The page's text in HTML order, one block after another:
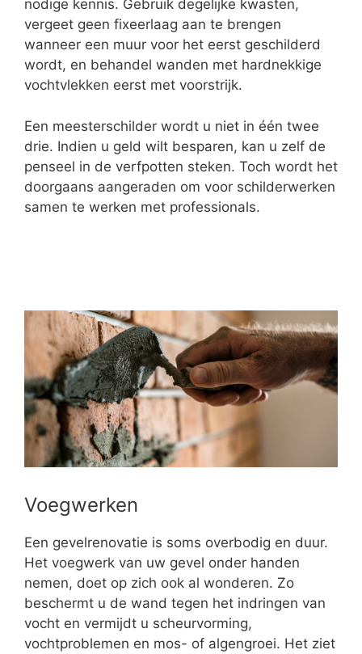
nodige kennis. Gebruik degelijke kwasten,
vergeet geen fixeerlaag aan te brengen
wanneer een muur voor het eerst geschilderd
wordt, en behandel wanden met hardnekkige
vochtvlekken eerst met voorstrijk.
Een meesterschilder wordt u niet in één twee
drie. Indien u geld wilt besparen, kan u zelf de
penseel in de verfpotten steken. Toch wordt het
doorgaans aangeraden om voor schilderwerken
samen te werken met professionals.
Voegwerken
Een gevelrenovatie is soms overbodig en duur.
Het voegwerk van uw gevel onder handen
nemen, doet op zich ook al wonderen. Zo
beschermt u de wand tegen het indringen van
vocht en vermijdt u scheurvorming,
vochtproblemen en mos- of algengroei. Het ziet